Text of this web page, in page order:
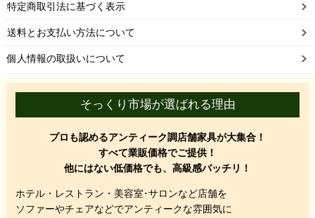
特定商取引法に基づく表示
送料とお支払い方法について
個人情報の取扱いについて
そっくり市場が選ばれる理由
プロも認めるアンティーク調店舗家具が大集合！
すべて業販価格でご提供！
他にはない低価格でも、高級感バッチリ！
ホテル・レストラン・美容室･サロンなど店舗を
ソファーやチェアなどでアンティークな雰囲気に